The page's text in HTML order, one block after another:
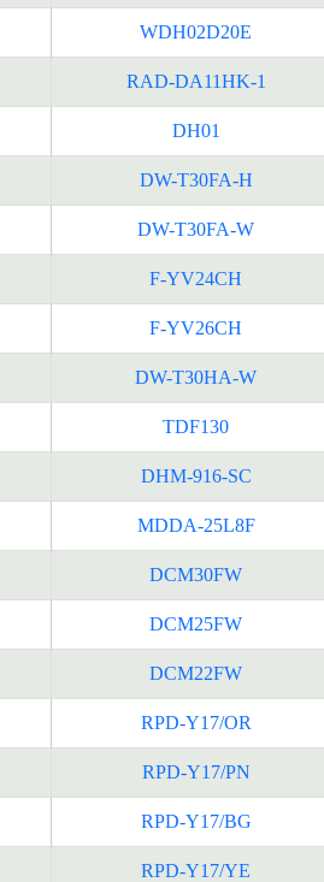
WDH02D20E
RAD-DA11HK-1
DH01
DW-T30FA-H
DW-T30FA-W
F-YV24CH
F-YV26CH
DW-T30HA-W
TDF130
DHM-916-SC
MDDA-25L8F
DCM30FW
DCM25FW
DCM22FW
RPD-Y17/OR
RPD-Y17/PN
RPD-Y17/BG
RPD-Y17/YE